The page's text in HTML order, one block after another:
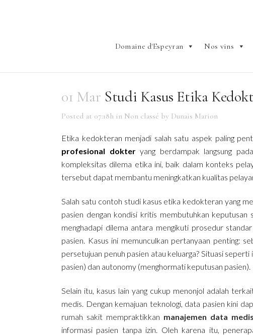
Domaine d'Espeyran Nos vins
01 Mar Studi Kasus Etika
Posted at 07:18h in Non classé by Dunais Marion
Etika kedokteran menjadi salah satu aspek paling
profesional dokteryang berdampak langsung
kompleksitas dilema etika ini, baik dalam konteks
tersebut dapat membantu meningkatkan kualitas
Salah satu contoh studi kasus etika kedokteran yang
pasien dengan kondisi kritis membutuhkan
menghadapi dilema antara mengikuti prosedur
pasien. Kasus ini memunculkan pertanyaan penting:
persetujuan penuh pasien atau keluarga? Situasi
pasien) dan autonomy (menghormati keputusan pasien).
Selain itu, kasus lain yang cukup menonjol adalah
medis. Dengan kemajuan teknologi, data pasien kini
rumah sakit mempraktikkan manajemen data
informasi pasien tanpa izin. Oleh karena itu,